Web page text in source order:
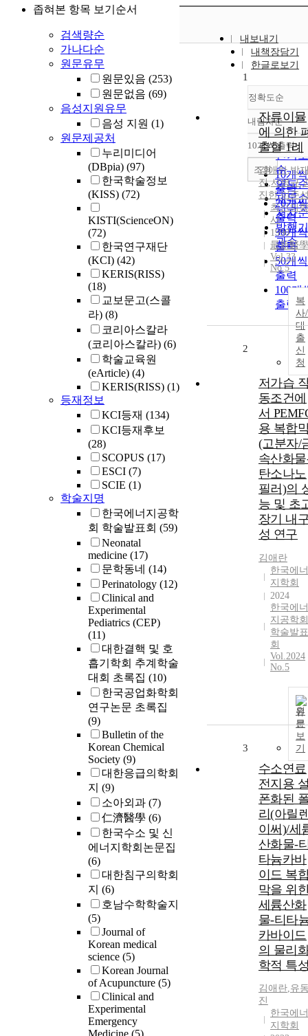
좁혀본 항목 보기순서
검색량순
가나다순
원문유무
원문있음 (253)
원문없음 (69)
음성지원유무
음성 지원 (1)
원문제공처
누리미디어
(DBpia) (97)
한국학술정보
(KISS) (72)
KISTI(ScienceON)
(72)
한국연구재단
(KCI) (42)
KERIS(RISS)
(18)
교보문고(스콜
라) (8)
코리아스칼라
(코리아스칼라) (6)
학술교육원
(eArticle) (4)
KERIS(RISS) (1)
등재정보
KCI등재 (134)
KCI등재후보
(28)
SCOPUS (17)
ESCI (7)
SCIE (1)
학술지명
한국에너지공학
회 학술발표회 (59)
Neonatal
medicine (17)
문학동네 (14)
Perinatology (12)
Clinical and
Experimental
Pediatrics (CEP)
(11)
대한결핵 및 호
흡기학회 추계학술
대회 초록집 (10)
한국공업화학회
연구논문 초록집
(9)
Bulletin of the
Korean Chemical
Society (9)
대한응급의학회
지 (9)
소아외과 (7)
仁濟醫學 (6)
한국수소 및 신
에너지학회논문집
(6)
대한침구의학회
지 (6)
호남수학학술지
(5)
Journal of
Korean medical
science (5)
Korean Journal
of Acupuncture (5)
Clinical and
Experimental
Emergency
내보내기
내책장담기
한글로보기
정확도순
정확도
순
인기도
순
연도순
제목순
저자순
발행기
관순
내림차순
내림
10개씩 출력
10개씩
출력
20개씩
출력
30개씩
출력
50개씩
출력
100개
출력
조회
1
잔류이뮬
에 의한
출혈 1례
김애란,박
진,서병규,
진한,이준
최신의학
사
1990
最新醫學
Vol.33
No.5
복
사/
대
출
신
청
2
저가습
동조건에
서
용 복합
(고분자/
속산화
탄소나노
필러)의
능 및 초
장기 내
성 연구
김애란
한국에너
지학회
2024
한국에너
지공학회
학술발표
회
Vol.2024
No.5
원
문
보
기
3
수소연료
전지용
폰화된
리(아릴
이써)/세
산화물-
타늄카바
이드 복
막을 위
세륨산화
물-티타
카바이드
의 물리
학적 특
김애란,유
진
한국에너
지학회